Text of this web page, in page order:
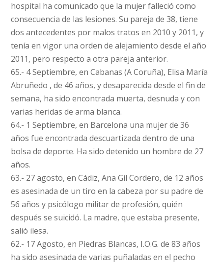
hospital ha comunicado que la mujer falleció como
consecuencia de las lesiones. Su pareja de 38, tiene
dos antecedentes por malos tratos en 2010 y 2011, y
tenía en vigor una orden de alejamiento desde el año
2011, pero respecto a otra pareja anterior.
65.- 4 Septiembre, en Cabanas (A Coruña), Elisa María
Abruñedo , de 46 años, y desaparecida desde el fin de
semana, ha sido encontrada muerta, desnuda y con
varias heridas de arma blanca.
64.- 1 Septiembre, en Barcelona una mujer de 36
años fue encontrada descuartizada dentro de una
bolsa de deporte. Ha sido detenido un hombre de 27
años.
63.- 27 agosto, en Cádiz, Ana Gil Cordero, de 12 años
es asesinada de un tiro en la cabeza por su padre de
56 años y psicólogo militar de profesión, quién
después se suicidó. La madre, que estaba presente,
salió ilesa.
62.- 17 Agosto, en Piedras Blancas, I.O.G. de 83 años
ha sido asesinada de varias puñaladas en el pecho